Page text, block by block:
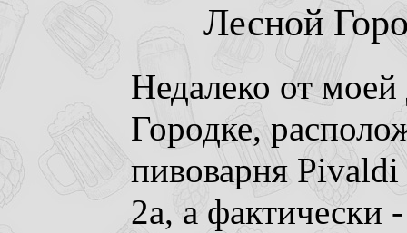
Лесной
Недалеко от
Городке,
пивоварня
2а, а